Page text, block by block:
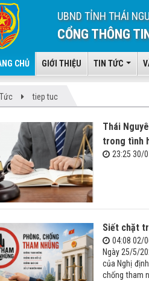
UBND TỈNH THÁI
CỔNG THÔNG
CHỦ GIỚI THIỆU TIN TỨC
tiep tuc
Thái
trong tình
23:25 30/
Siết chặt
04:08 02/
Ngày 25/5/
của Nghị
chống tham